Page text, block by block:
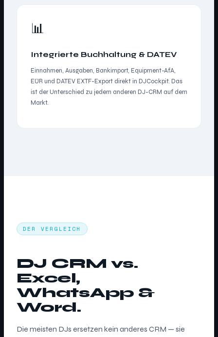
📊
Integrierte Buchhaltung & DATEV
Einnahmen, Ausgaben, Bankimport, Equipment-AfA,
EÜR und DATEV EXTF-Export direkt in DJCockpit. Das
ist der Unterschied zu jedem anderen DJ-CRM auf dem
Markt.
DER VERGLEICH
DJ CRM vs.
Excel,
WhatsApp &
Word.
Die meisten DJs ersetzen kein anderes CRM — sie